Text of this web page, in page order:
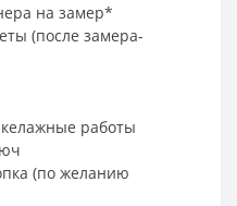
на замер*
(после замера-
работы
(по желанию